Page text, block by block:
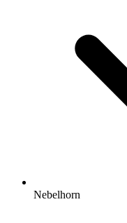
Nebelhorn